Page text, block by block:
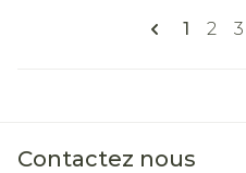
Vous
1 Page
2 3
Contactez nous